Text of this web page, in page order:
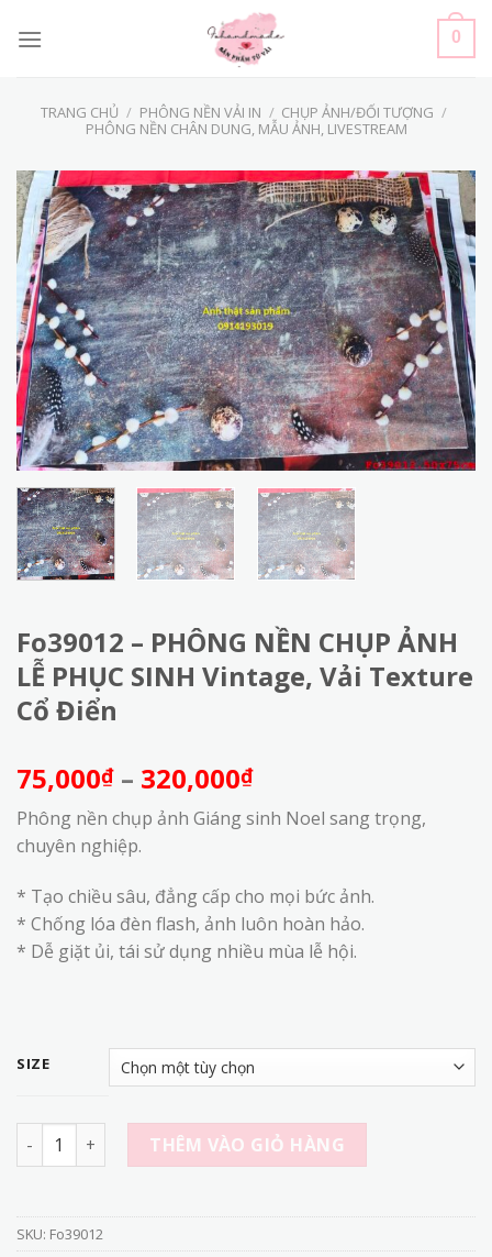
0
TRANG CHỦ / PHÔNG NỀN VẢI IN / CHỤP ẢNH/ĐỐI TƯỢNG /
PHÔNG NỀN CHÂN DUNG, MẪU ẢNH, LIVESTREAM
Fo39012 – PHÔNG NỀN CHỤP ẢNH
LỄ PHỤC SINH Vintage, Vải Texture
Cổ Điển
75,000₫ – 320,000₫Khoảng
giá:
từ
đến
320,000₫
Phông nền chụp ảnh Giáng sinh Noel sang trọng,
chuyên nghiệp.
* Tạo chiều sâu, đẳng cấp cho mọi bức ảnh.
* Chống lóa đèn flash, ảnh luôn hoàn hảo.
* Dễ giặt ủi, tái sử dụng nhiều mùa lễ hội.
SIZE
Fo39012 - PHÔNG NỀN CHỤP ẢNH LỄ PHỤC SINH Vintage,
THÊM VÀO GIỎ HÀNG
SKU: Fo39012